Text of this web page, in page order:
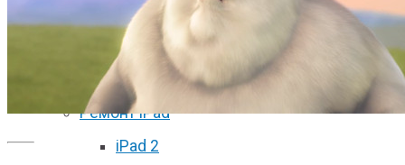
iPhone 12
iPhone 12 Pro
iPhone 12 Pro Max
Ремонт iPad
iPad 2